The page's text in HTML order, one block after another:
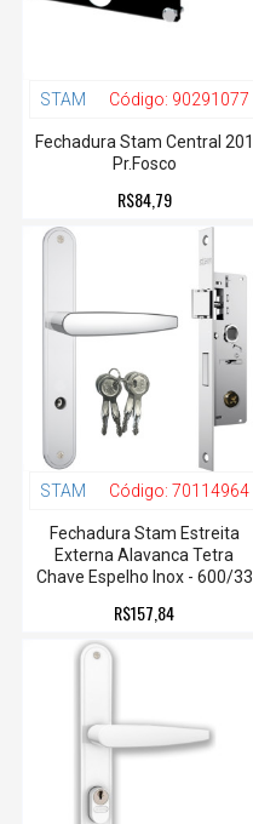
STAM Código: 90291077
Fechadura Stam Central 201
Pr.Fosco
R$84,79
STAM Código: 70114964
Fechadura Stam Estreita
Externa Alavanca Tetra
Chave Espelho Inox - 600/33
R$157,84